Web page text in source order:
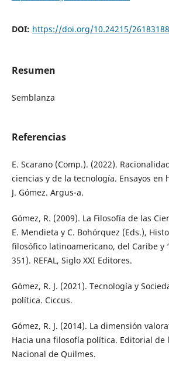
DOI: https://doi.org/10.24215/
Resumen
Semblanza
Referencias
E. Scarano (Comp.). (2022).
ciencias y de la tecnología. Ensayos en
J. Gómez. Argus-a.
Gómez, R. (2009). La Filosofía de las
E. Mendieta y C. Bohórquez (Eds.),
filosófico latinoamericano, del Caribe y
351). REFAL, Siglo XXI Editores.
Gómez, R. J. (2021). Tecnología y
política. Ciccus.
Gómez, R. J. (2014). La dimensión
Hacia una filosofía política. Editorial de
Nacional de Quilmes.